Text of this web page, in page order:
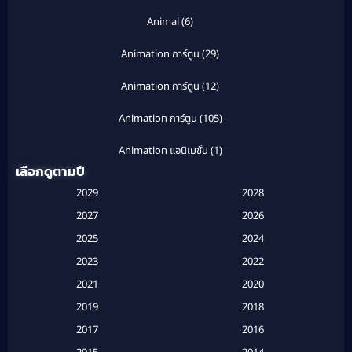
Animal(6)
Animation การ์ตูน (29)
Animation การ์ตูน (12)
Animation การ์ตูน (105)
Animation แอนิเมชั่น (1)
Based on a True Story สร้างจากเรื่องจริง(2)
Based on a True Story เรื่องจริง (20)
เลือกดูตามปี
2029
2028
2027
2026
2025
2024
2023
2022
2021
2020
2019
2018
2017
2016